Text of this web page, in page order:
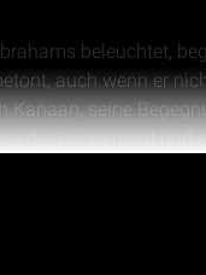
beleuchtet,
auch wenn er
Kanaan, seine
die Hungersnot und